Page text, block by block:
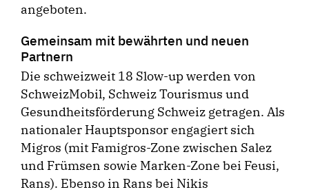
angeboten.
Gemeinsam mit bewährten und neuen
Partnern
Die schweizweit 18 Slow-up werden von
SchweizMobil, Schweiz Tourismus und
Gesundheitsförderung Schweiz getragen. Als
nationaler Hauptsponsor engagiert sich
Migros (mit Famigros-Zone zwischen Salez
und Frümsen sowie Marken-Zone bei Feusi,
Rans). Ebenso in Rans bei Nikis